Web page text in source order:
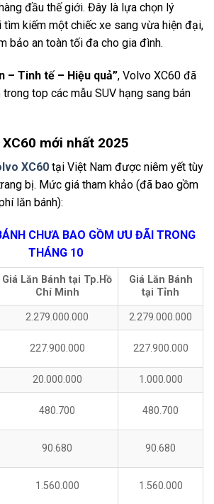
đầu thế giới. Đây là lựa chọn lý
kiếm một chiếc xe sang vừa hiện đại,
bảo an toàn tối đa cho gia đình.
– Tinh tế – Hiệu quả”, Volvo XC60 đã
trong top các mẫu SUV hạng sang bán
mới nhất 2025
XC60 tại Việt Nam được niêm yết tùy
bị. Mức giá tham khảo (đã bao gồm
lăn bánh):
CHƯA BAO GỒM ƯU ĐÃI TRONG
THÁNG 10
Giá Lăn Bánh tại Tp.Hồ
Chí Minh
Giá Lăn Bánh
tại Tỉnh
2.279.000.000 2.279.000.000
227.900.000 227.900.000
20.000.000 1.000.000
480.700 480.700
90.680 90.680
1.560.000 1.560.000